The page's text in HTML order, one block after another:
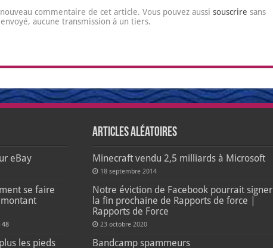
commentaire de cet article. Vous pouvez aussi souscrire sans
aucune transmission à un tiers.
eBay
se faire
48
les pieds
Articles aléatoires
Minecraft vendu 2,5 milliards à Microsoft
18 septembre 2014
Notre éviction de Facebook pourrait signer
la fin prochaine de Rapports de force |
Rapports de Force
23 octobre 2020
Bandcamp spammeurs